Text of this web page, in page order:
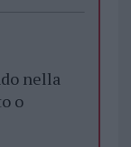
nella
o